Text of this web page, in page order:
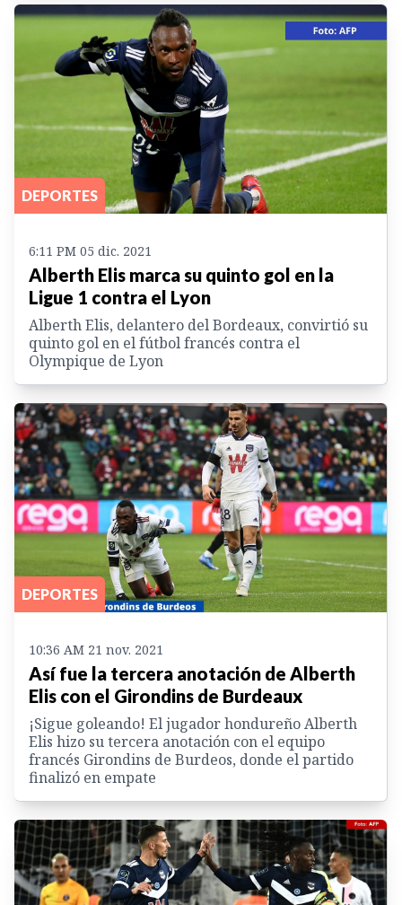
DEPORTES
6:11 PM 05 dic. 2021
Alberth Elis marca su quinto gol en la
Ligue 1 contra el Lyon
Alberth Elis, delantero del Bordeaux, convirtió su
quinto gol en el fútbol francés contra el
Olympique de Lyon
DEPORTES
10:36 AM 21 nov. 2021
Así fue la tercera anotación de Alberth
Elis con el Girondins de Burdeaux
¡Sigue goleando! El jugador hondureño Alberth
Elis hizo su tercera anotación con el equipo
francés Girondins de Burdeos, donde el partido
finalizó en empate